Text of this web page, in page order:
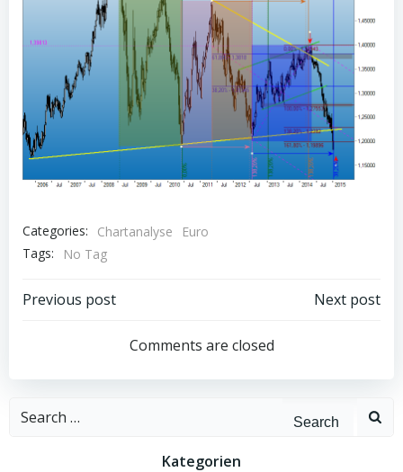
Categories: Chartanalyse
Euro
Tags:
No Tag
Post
navigation
Previous post
navigation
Next post
Comments are closed
Search
Kategorien